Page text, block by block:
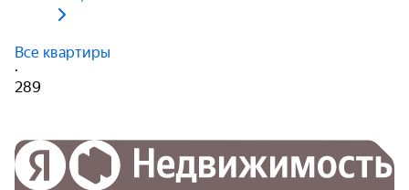
Все квартиры
·
289